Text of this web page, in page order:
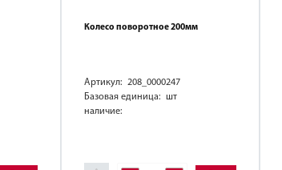
Колесо поворотное 200мм
Артикул: 208_0000247
Базовая единица: шт
наличие: